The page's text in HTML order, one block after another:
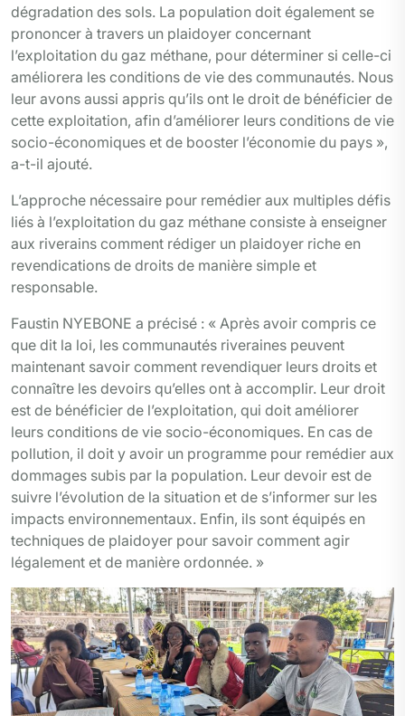
dégradation des sols. La population doit également se
prononcer à travers un plaidoyer concernant
l’exploitation du gaz méthane, pour déterminer si celle-ci
améliorera les conditions de vie des communautés. Nous
leur avons aussi appris qu’ils ont le droit de bénéficier de
cette exploitation, afin d’améliorer leurs conditions de vie
socio-économiques et de booster l’économie du pays »,
a-t-il ajouté.
L’approche nécessaire pour remédier aux multiples défis
liés à l’exploitation du gaz méthane consiste à enseigner
aux riverains comment rédiger un plaidoyer riche en
revendications de droits de manière simple et
responsable.
Faustin NYEBONE a précisé : « Après avoir compris ce
que dit la loi, les communautés riveraines peuvent
maintenant savoir comment revendiquer leurs droits et
connaître les devoirs qu’elles ont à accomplir. Leur droit
est de bénéficier de l’exploitation, qui doit améliorer
leurs conditions de vie socio-économiques. En cas de
pollution, il doit y avoir un programme pour remédier aux
dommages subis par la population. Leur devoir est de
suivre l’évolution de la situation et de s’informer sur les
impacts environnementaux. Enfin, ils sont équipés en
techniques de plaidoyer pour savoir comment agir
légalement et de manière ordonnée. »